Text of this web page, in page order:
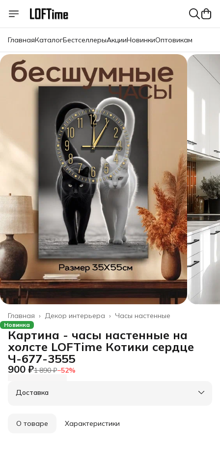
ГлавнаяКаталогБестселлерыАкцииНовинкиОптовикам
Часы настенные
Декор интерьера ›
Главная ›
Новинка
Картина - часы настенные на
холсте LOFTime Котики сердце
Ч-677-3555
900 ₽1 890 ₽−52%
Доставка
О товаре Характеристики